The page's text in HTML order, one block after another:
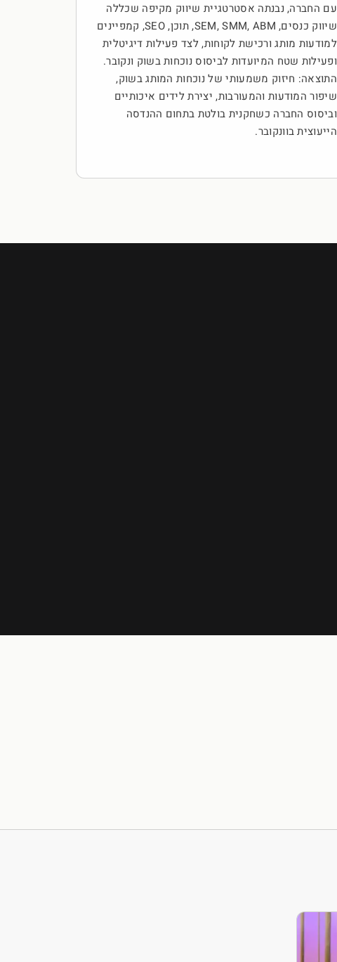
עם החברה, נבנתה אסטרטגיית שיווק מקיפה שכללה
שיווק כנסים, SEM, SMM, ABM, תוכן, SEO, קמפיינים
למודעות מותג ורכישת לקוחות, לצד פעילות דיגיטלית
ופעילות שטח המיועדות לביסוס נוכחות בשוק ונקובר.
התוצאה: חיזוק משמעותי של נוכחות המותג בשוק,
שיפור המודעות והמעורבות, יצירת לידים איכותיים
וביסוס החברה כשחקנית בולטת בתחום ההנדסה
הייעוצית בוונקובר.